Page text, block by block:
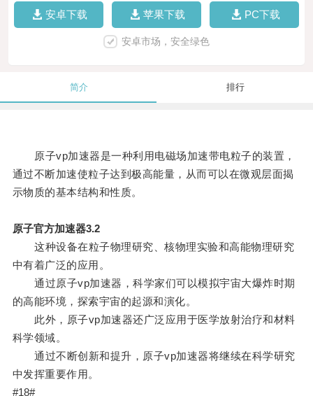
安卓下载 苹果下载 PC下载
安卓市场，安全绿色
简介 排行
原子vp加速器是一种利用电磁场加速带电粒子的装置，
通过不断加速使粒子达到极高能量，从而可以在微观层面揭
示物质的基本结构和性质。
原子官方加速器3.2
这种设备在粒子物理研究、核物理实验和高能物理研究
中有着广泛的应用。
通过原子vp加速器，科学家们可以模拟宇宙大爆炸时期
的高能环境，探索宇宙的起源和演化。
此外，原子vp加速器还广泛应用于医学放射治疗和材料
科学领域。
通过不断创新和提升，原子vp加速器将继续在科学研究
中发挥重要作用。
#18#